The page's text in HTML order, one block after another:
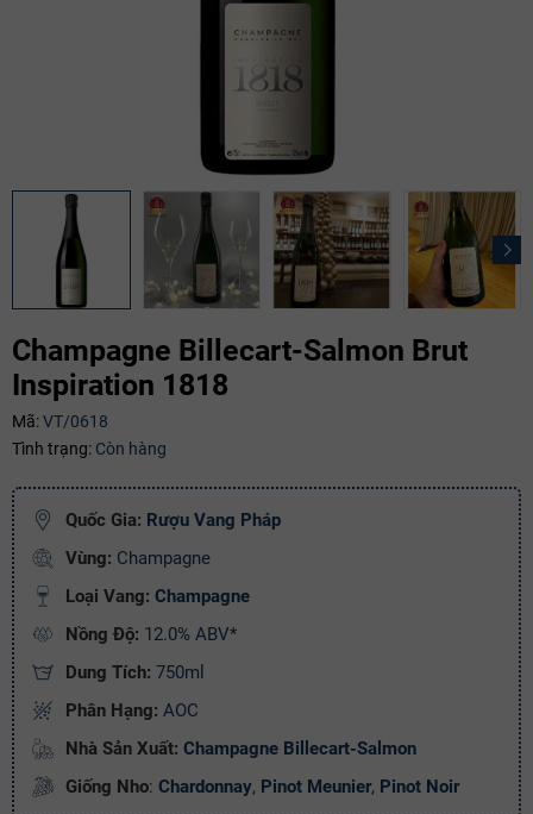
Champagne Billecart-Salmon Brut
Inspiration 1818
Mã:VT/0618
Tình trạng: Còn hàng
Quốc Gia: Rượu Vang Pháp
Vùng: Champagne
Loại Vang: Champagne
Nồng Độ: 12.0% ABV*
Dung Tích: 750ml
Phân Hạng: AOC
Nhà Sản Xuất: Champagne Billecart-Salmon
Giống Nho: Chardonnay, Pinot Meunier, Pinot Noir
Mã giảm giá:
Ngày hết hạn:
Copy mã và nhập mã ở trangTHANH TOÁN